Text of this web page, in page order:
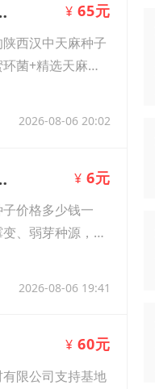
菌配套天麻种现货 ¥ 65元
西汉中天麻种子
菌+精选天麻
2026-08-06 20:02
化天麻种源头供货 ¥ 6元
价格多少钱一
、弱芽种源，只
2026-08-06 19:41
¥ 60元
限公司支持基地